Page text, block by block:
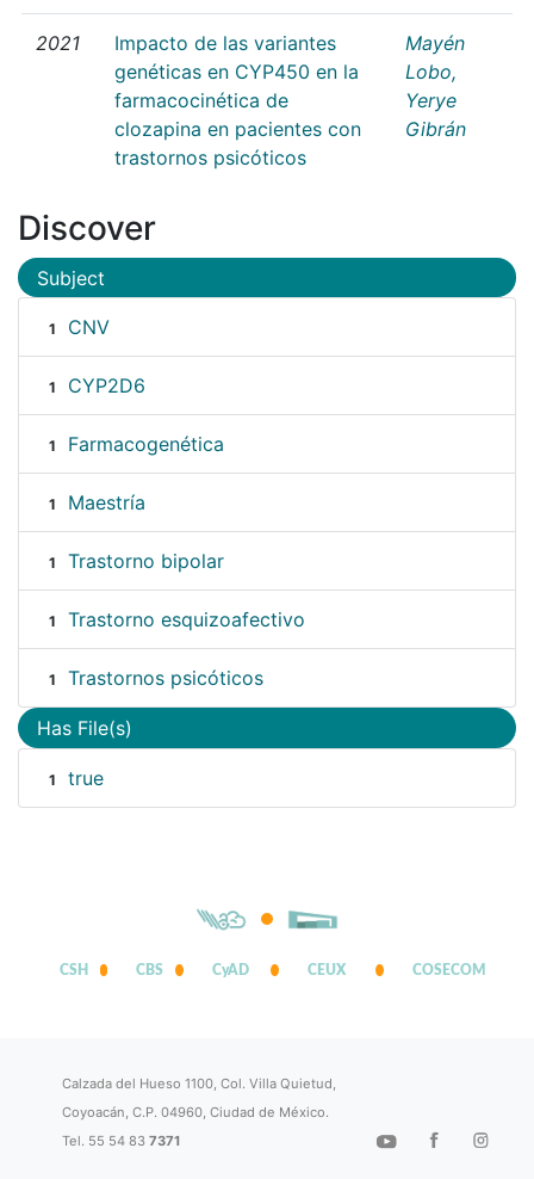
2021
Impacto de las variantes
genéticas en CYP450 en la
farmacocinética de
clozapina en pacientes con
trastornos psicóticos
Mayén
Lobo,
Yerye
Gibrán
Discover
Subject
1 CNV
1 CYP2D6
1 Farmacogenética
1 Maestría
1 Trastorno bipolar
1 Trastorno esquizoafectivo
1 Trastornos psicóticos
Has File(s)
1 true
CSH CBS CyAD CEUX COSECOM
Calzada del Hueso 1100, Col. Villa Quietud,
Coyoacán, C.P. 04960, Ciudad de México.
Tel. 55 54 837371